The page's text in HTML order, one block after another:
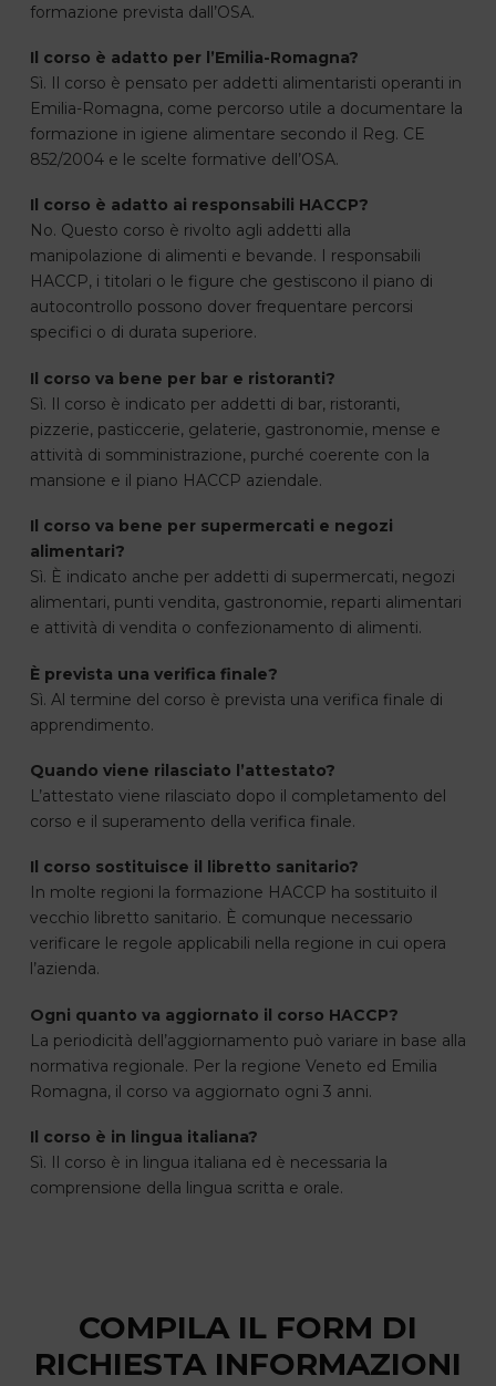
formazione prevista dall’OSA.
Il corso è adatto per l’Emilia-Romagna?
Sì. Il corso è pensato per addetti alimentaristi operanti in
Emilia-Romagna, come percorso utile a documentare la
formazione in igiene alimentare secondo il Reg. CE
852/2004 e le scelte formative dell’OSA.
Il corso è adatto ai responsabili HACCP?
No. Questo corso è rivolto agli addetti alla
manipolazione di alimenti e bevande. I responsabili
HACCP, i titolari o le figure che gestiscono il piano di
autocontrollo possono dover frequentare percorsi
specifici o di durata superiore.
Il corso va bene per bar e ristoranti?
Sì. Il corso è indicato per addetti di bar, ristoranti,
pizzerie, pasticcerie, gelaterie, gastronomie, mense e
attività di somministrazione, purché coerente con la
mansione e il piano HACCP aziendale.
Il corso va bene per supermercati e negozi
alimentari?
Sì. È indicato anche per addetti di supermercati, negozi
alimentari, punti vendita, gastronomie, reparti alimentari
e attività di vendita o confezionamento di alimenti.
È prevista una verifica finale?
Sì. Al termine del corso è prevista una verifica finale di
apprendimento.
Quando viene rilasciato l’attestato?
L’attestato viene rilasciato dopo il completamento del
corso e il superamento della verifica finale.
Il corso sostituisce il libretto sanitario?
In molte regioni la formazione HACCP ha sostituito il
vecchio libretto sanitario. È comunque necessario
verificare le regole applicabili nella regione in cui opera
l’azienda.
Ogni quanto va aggiornato il corso HACCP?
La periodicità dell’aggiornamento può variare in base alla
normativa regionale. Per la regione Veneto ed Emilia
Romagna, il corso va aggiornato ogni 3 anni.
Il corso è in lingua italiana?
Sì. Il corso è in lingua italiana ed è necessaria la
comprensione della lingua scritta e orale.
COMPILA IL FORM DI
RICHIESTA INFORMAZIONI